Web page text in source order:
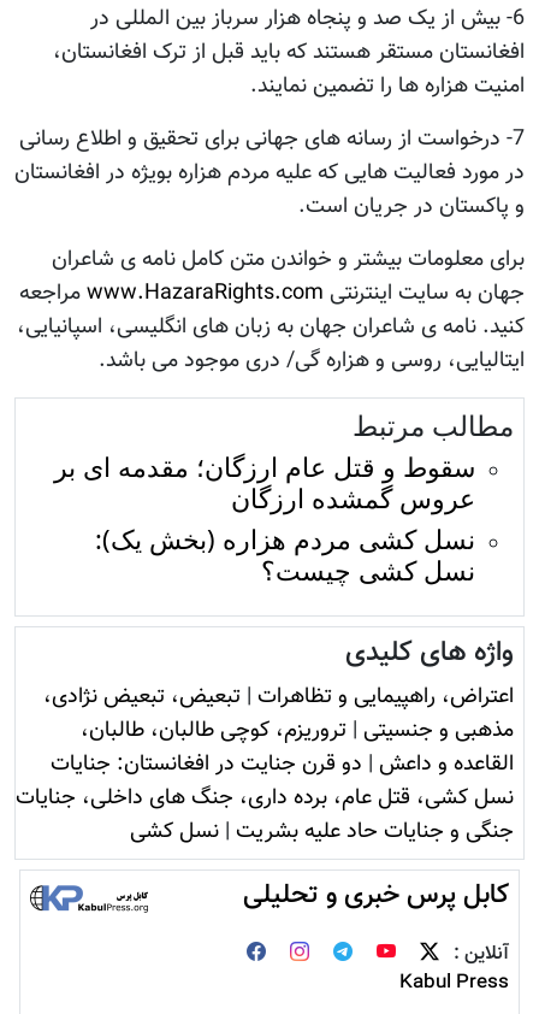
6- بیش از یک صد و پنجاه هزار سرباز بین المللی در
افغانستان مستقر هستند که باید قبل از ترک افغانستان،
امنیت هزاره ها را تضمین نمایند.
7- درخواست از رسانه های جهانی برای تحقیق و اطلاع رسانی
در مورد فعالیت هایی که علیه مردم هزاره بويژه در افغانستان
و پاکستان در جریان است.
برای معلومات بیشتر و خواندن متن کامل نامه ی شاعران
جهان به سایت اینترنتی www.HazaraRights.comمراجعه
کنید. نامه ی شاعران جهان به زبان های انگلیسی، اسپانیایی،
ایتالیایی، روسی و هزاره گی/ دری موجود می باشد.
مطالب مرتبط
سقوط و قتل‌ عام ارزگان؛ مقدمه ای بر
عروس گمشده ارزگان
نسل کشی مردم هزاره (بخش یک):
نسل کشی چیست؟
واژه های کلیدی
اعتراض، راهپیمایی و تظاهرات | تبعیض، تبعیض نژادی،
مذهبی و جنسیتی | تروريزم، کوچی طالبان، طالبان،
القاعده و داعش | دو قرن جنایت در افغانستان: جنایات
نسل کشی، قتل عام، برده داری، جنگ های داخلی، جنایات
جنگی و جنایات حاد علیه بشریت | نسل کشی
کابل پرس خبری و تحلیلی
آنلاین :
Kabul Press